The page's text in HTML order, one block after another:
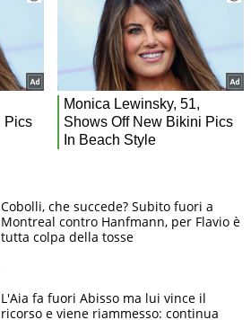
Cobolli, che succede? Subito fuori a
Montreal contro Hanfmann, per Flavio è
tutta colpa della tosse
L'Aia fa fuori Abisso ma lui vince il
ricorso e viene riammesso: continua